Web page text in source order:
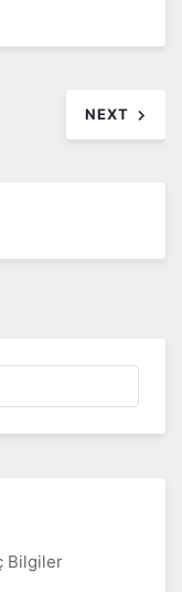
NEXT
Bilgiler